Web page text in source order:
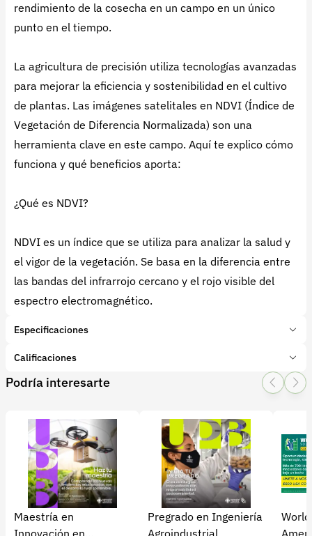
rendimiento de la cosecha en un campo en un único
punto en el tiempo.
La agricultura de precisión utiliza tecnologías avanzadas
para mejorar la eficiencia y sostenibilidad en el cultivo
de plantas. Las imágenes satelitales en NDVI (Índice de
Vegetación de Diferencia Normalizada) son una
herramienta clave en este campo. Aquí te explico cómo
funciona y qué beneficios aporta:
¿Qué es NDVI?
NDVI es un índice que se utiliza para analizar la salud y
el vigor de la vegetación. Se basa en la diferencia entre
las bandas del infrarrojo cercano y el rojo visible del
espectro electromagnético.
Especificaciones
Marca:
Agrosmart
Tipo de producto:Insumo
Subcategoría:
Agricultura de precisión
Calificaciones
1 Star
2 Star
3 Star4 Star
0 calificaciones
5 Estrellas
4 Estrellas
0 %
3 Estrellas
Podría interesarte
Maestría en
Innovación en
Pregrado en Ingeniería
Agroindustrial